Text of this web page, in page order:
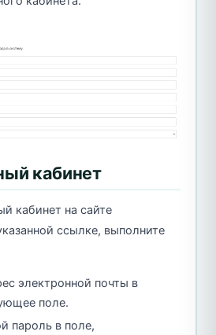
кабинет
кабинет на сайте
ссылке, выполните
электронной почты в
поле.
пароль в поле,